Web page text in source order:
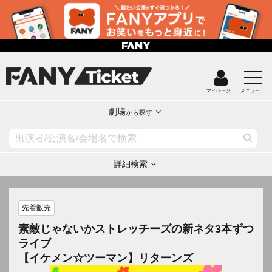
マイページ メニュー
劇場から探す
詳細検索
先着販売
素敵じゃないかストレッチーズの新ネタ3本ずつ
ライブ
【イケメン☆ツーマン】リターンズ